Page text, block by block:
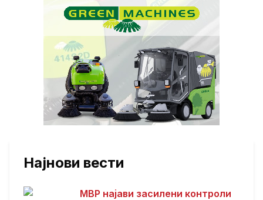
Најнови вести
МВР најави засилени контроли